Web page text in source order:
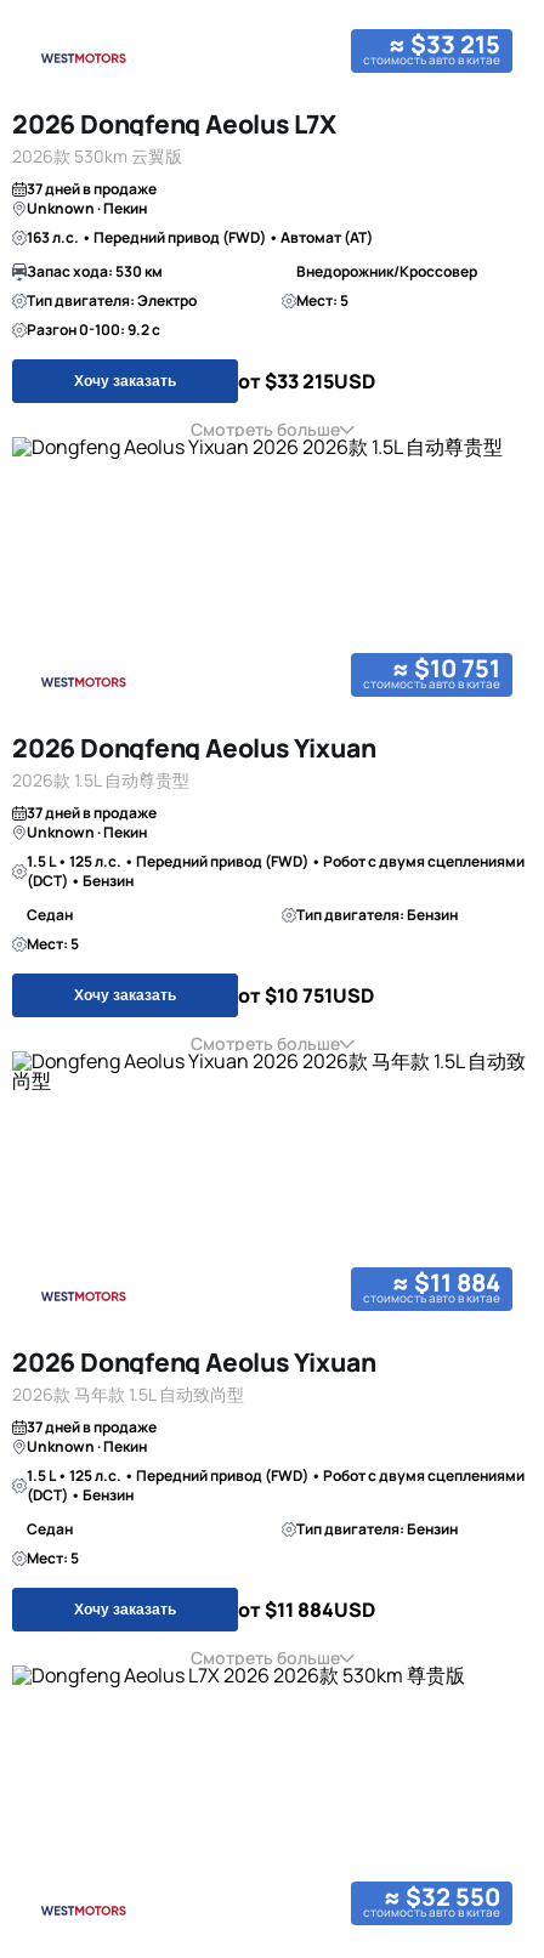
≈ $33 215
стоимость авто в китае
2026 Dongfeng Aeolus L7X
2026款 530km 云翼版
37 дней в продаже
Unknown · Пекин
163 л.с. • Передний привод (FWD) • Автомат (AT)
Запас хода: 530 км
Внедорожник/Кроссовер
Тип двигателя: Электро
Мест: 5
Разгон 0-100: 9.2 с
Хочу заказать от $33 215USD
Смотреть больше
≈ $10 751
стоимость авто в китае
2026 Dongfeng Aeolus Yixuan
2026款 1.5L 自动尊贵型
37 дней в продаже
Unknown · Пекин
1.5 L • 125 л.с. • Передний привод (FWD) • Робот с двумя сцеплениями
(DCT) • Бензин
Седан
Тип двигателя: Бензин
Мест: 5
Хочу заказать от $10 751USD
Смотреть больше
≈ $11 884
стоимость авто в китае
2026 Dongfeng Aeolus Yixuan
2026款 马年款 1.5L 自动致尚型
37 дней в продаже
Unknown · Пекин
1.5 L • 125 л.с. • Передний привод (FWD) • Робот с двумя сцеплениями
(DCT) • Бензин
Седан
Тип двигателя: Бензин
Мест: 5
Хочу заказать от $11 884USD
Смотреть больше
≈ $32 550
стоимость авто в китае